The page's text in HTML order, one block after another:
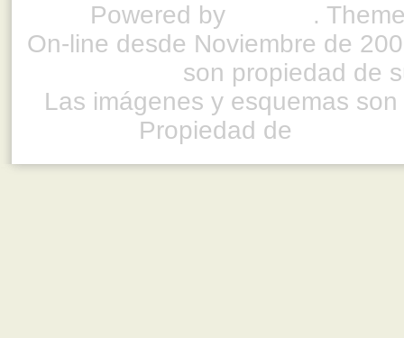
Powered by
.
On-line desde Noviembre de
son propiedad de
Las imágenes y esquemas
Propiedad de